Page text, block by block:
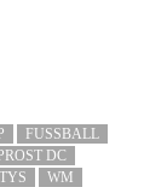
FUSSBALL
DC
WM